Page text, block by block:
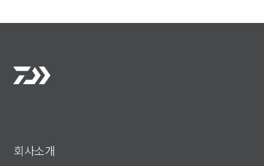
회사소개